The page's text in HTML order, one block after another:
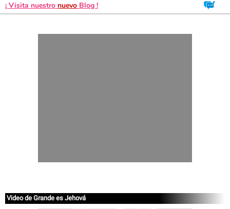
¡ Visita nuestro nuevo Blog !
Video de Grande es Jehová